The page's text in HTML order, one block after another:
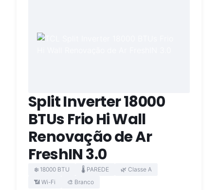
Split Inverter 18000
BTUs Frio Hi Wall
Renovação de Ar
FreshIN 3.0
❄️ 18000 BTU 🌡️ PAREDE
🌿 Classe A
📶 Wi-Fi
🎨 Branco